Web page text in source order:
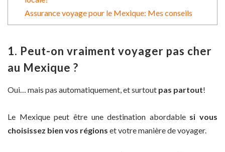
Assurance voyage pour le Mexique: Mes conseils
1. Peut-on vraiment voyager pas cher
au Mexique ?
Oui… mais pas automatiquement, et surtout pas partout!
Le Mexique peut être une destination abordable si vous
choisissez bien vos régions et votre manière de voyager.